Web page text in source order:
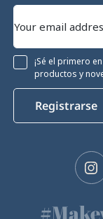
¡Sé el primero
productos y
Registrarse